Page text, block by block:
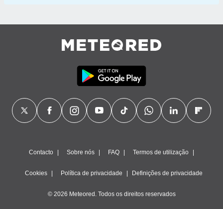
Contacto Sobre nós FAQ Termos de utilização
Cookies Política de privacidade Definições de privacidade
© 2026 Meteored. Todos os direitos reservados